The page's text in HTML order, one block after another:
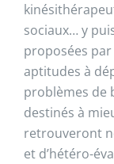
sociaux… y
proposées
aptitudes à
problèmes de
destinés à
retrouveront
et d’hétéro-